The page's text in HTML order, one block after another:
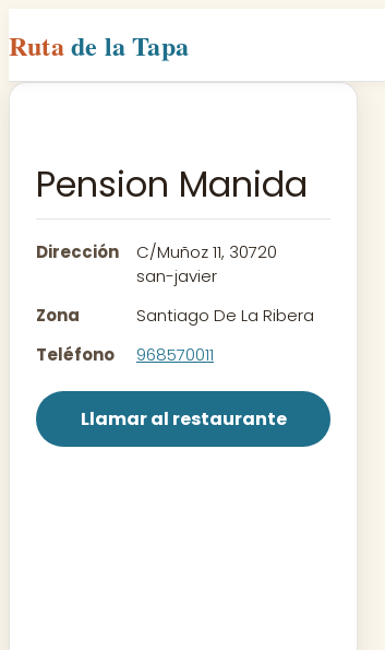
Rutade la Tapa
Pension Manida
Dirección
C/Muñoz 11, 30720
san-javier
Zona
Santiago De La Ribera
Teléfono
968570011
Llamar al restaurante